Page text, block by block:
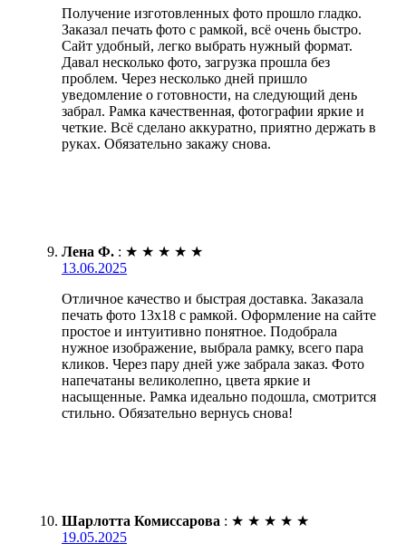
Получение изготовленных фото прошло гладко.
Заказал печать фото с рамкой, всё очень быстро.
Сайт удобный, легко выбрать нужный формат.
Давал несколько фото, загрузка прошла без
проблем. Через несколько дней пришло
уведомление о готовности, на следующий день
забрал. Рамка качественная, фотографии яркие и
четкие. Всё сделано аккуратно, приятно держать в
руках. Обязательно закажу снова.
Лена Ф. : ★ ★ ★ ★ ★
13.06.2025
Отличное качество и быстрая доставка. Заказала
печать фото 13х18 с рамкой. Оформление на сайте
простое и интуитивно понятное. Подобрала
нужное изображение, выбрала рамку, всего пара
кликов. Через пару дней уже забрала заказ. Фото
напечатаны великолепно, цвета яркие и
насыщенные. Рамка идеально подошла, смотрится
стильно. Обязательно вернусь снова!
Шарлотта Комиссарова : ★ ★ ★ ★ ★
19.05.2025